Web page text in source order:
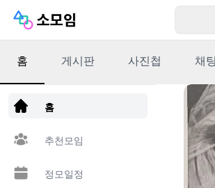
앱 다운로드
홈
추천모임
정모일정
홈 게시판 사진첩 채팅